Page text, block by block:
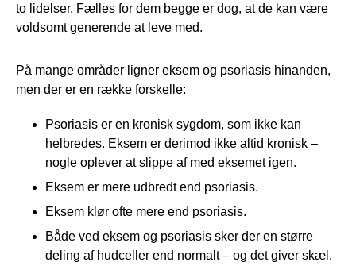
to lidelser. Fælles for dem begge er dog, at de kan være
voldsomt generende at leve med.
På mange områder ligner eksem og psoriasis hinanden,
men der er en række forskelle:
Psoriasis er en kronisk sygdom, som ikke kan
helbredes. Eksem er derimod ikke altid kronisk –
nogle oplever at slippe af med eksemet igen.
Eksem er mere udbredt end psoriasis.
Eksem klør ofte mere end psoriasis.
Både ved eksem og psoriasis sker der en større
deling af hudceller end normalt – og det giver skæl.